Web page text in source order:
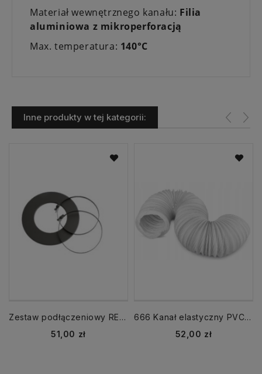
Materiał wewnętrznego kanału: Filia
aluminiowa z mikroperforacją
Max. temperatura: 140°C
Inne produkty w tej kategorii:
Zestaw podłączeniowy REP-125-SET czarny (rozeta 133 + 2 x opaska)
Cena
51,00 zł
666 Kanał elastyczny PVC fi 150 mm długość 6m rura Vents
Cena
52,00 zł